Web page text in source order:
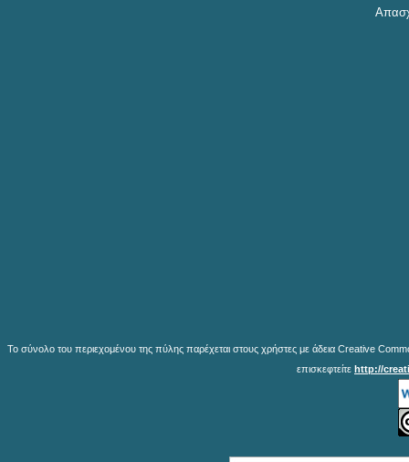
Το σύνολο του περιεχομένου της πύλης παρέχεται στους χρήστες με άδεια Creative
επισκεφτείτε http://